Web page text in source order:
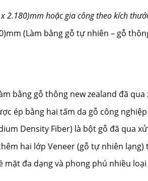
2.180)mm hoặc gia công theo kích
(Làm bằng gỗ tự nhiên – gỗ
bằng gỗ thông new zealand đã qua
ép bằng hai tấm da gỗ công nghiệp
Density Fiber) là bột gỗ đã qua
hai lớp Veneer (gỗ tự nhiên
mặt đa dạng và phong phú nhiều